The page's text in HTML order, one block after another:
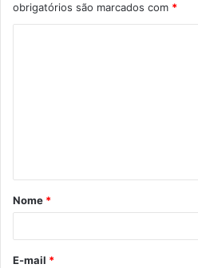
obrigatórios são marcados com *
á
r
Nome *
E-mail *